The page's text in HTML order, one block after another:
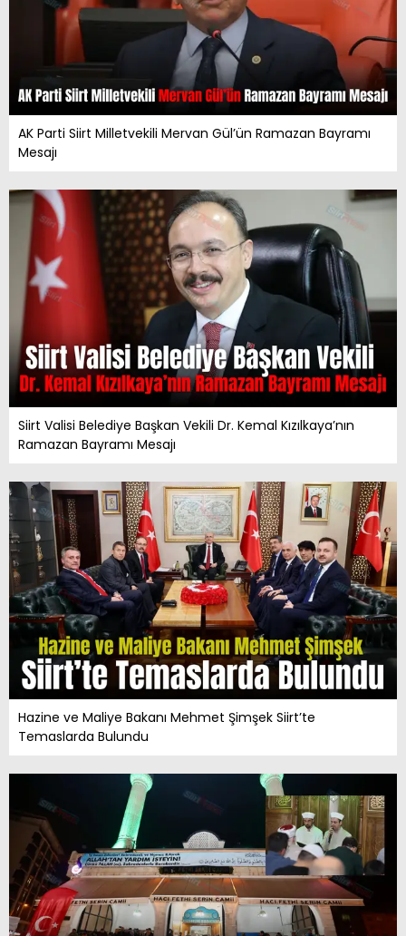
AK Parti Siirt Milletvekili Mervan Gül’ün Ramazan Bayramı
Mesajı
Siirt Valisi Belediye Başkan Vekili Dr. Kemal Kızılkaya’nın
Ramazan Bayramı Mesajı
Hazine ve Maliye Bakanı Mehmet Şimşek Siirt’te
Temaslarda Bulundu